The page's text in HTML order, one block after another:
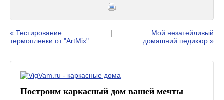
« Тестирование
термопленки от "ArtMix"
|
Мой незатейливый
домашний педикюр »
Построим каркасный дом вашей мечты